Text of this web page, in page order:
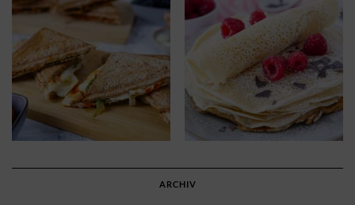
ARCHIV